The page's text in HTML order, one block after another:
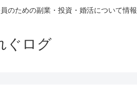
のための副業・投資・婚活について情報
ぐログ